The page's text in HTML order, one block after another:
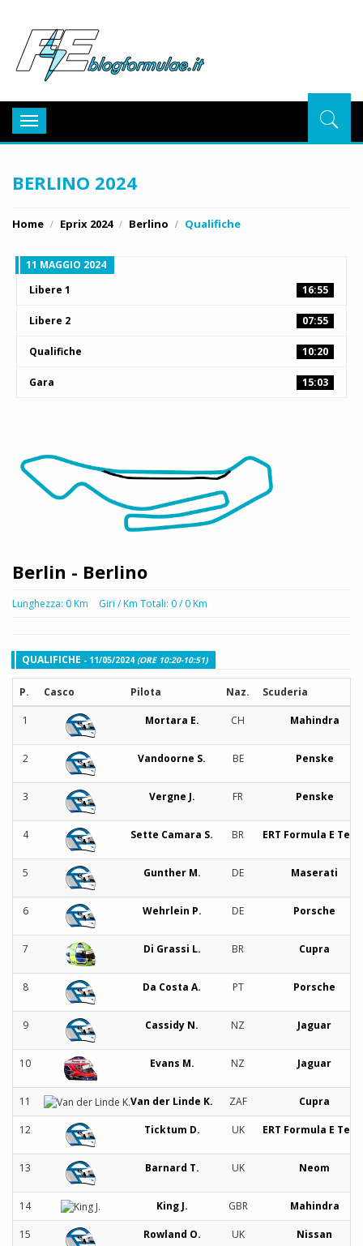
Toggle
navigation
BERLINO 2024
Home Eprix 2024 Berlino Qualifiche
11 MAGGIO 2024
Libere 1
16:55
Libere 2 07:55
Qualifiche 10:20
Gara 15:03
Berlin - Berlino
Lunghezza: 0 Km Giri / Km Totali: 0 / 0 Km
QUALIFICHE - 11/05/2024 (ORE 10:20-10:51)
P. Casco Pilota Naz. Scuderia
1 Mortara E. CH Mahindra
2 Vandoorne S. BE Penske
3 Vergne J. FR Penske
4 Sette Camara S. BR ERT Formula E
5 Gunther M. DE Maserati
6 Wehrlein P. DE Porsche
7 Di Grassi L. BR Cupra
8 Da Costa A. PT Porsche
9 Cassidy N. NZ Jaguar
10 Evans M. NZ Jaguar
11 Van der Linde K. ZAF Cupra
12 Ticktum D. UK ERT Formula E
13 Barnard T. UK Neom
14 King J. GBR Mahindra
15 Rowland O. UK Nissan